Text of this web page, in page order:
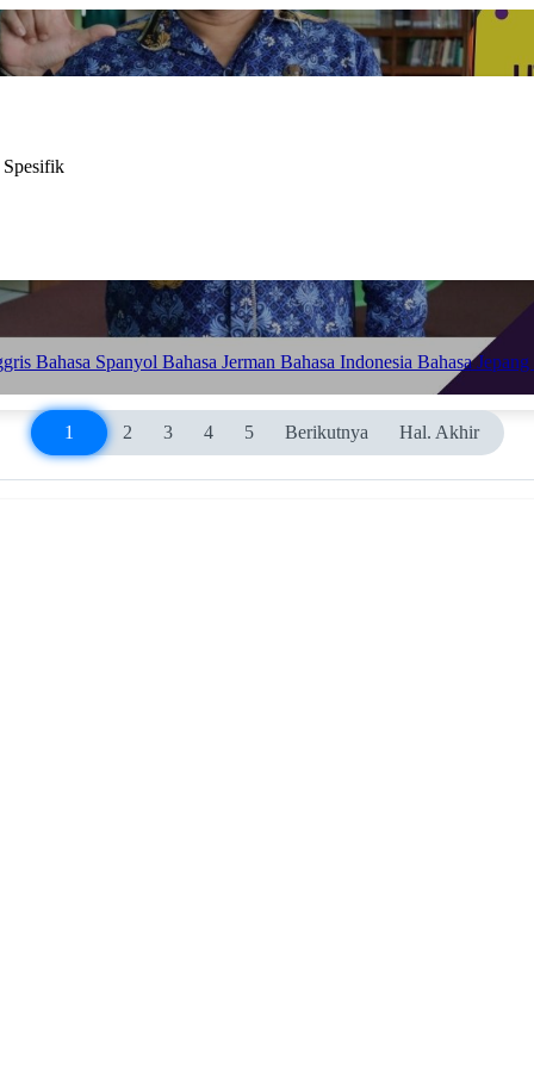
Bahasa Spanyol Bahasa Jerman Bahasa Indonesia Bahasa Jepang
Spesifik
1 2 3 4 5 Berikutnya Hal. Akhir